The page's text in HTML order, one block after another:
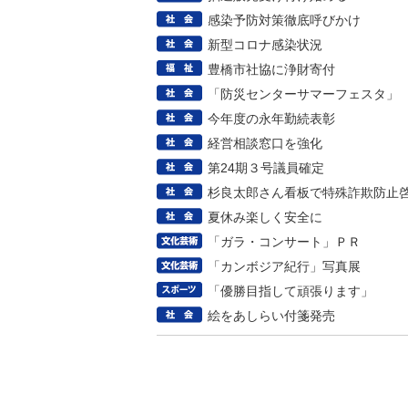
感染予防対策徹底呼びかけ
新型コロナ感染状況
豊橋市社協に浄財寄付
「防災センターサマーフェスタ」
今年度の永年勤続表彰
経営相談窓口を強化
第24期３号議員確定
杉良太郎さん看板で特殊詐欺防止
夏休み楽しく安全に
「ガラ・コンサート」ＰＲ
「カンボジア紀行」写真展
「優勝目指して頑張ります」
絵をあしらい付箋発売